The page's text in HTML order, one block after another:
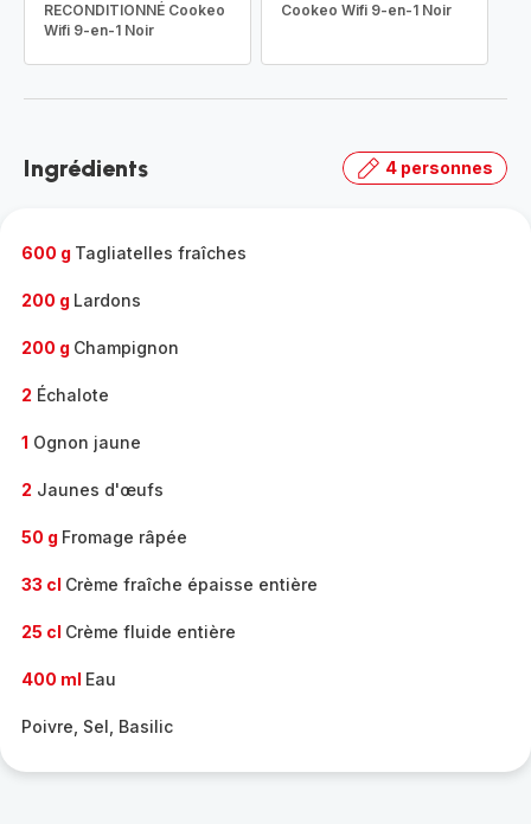
RECONDITIONNÉ Cookeo
Wifi 9-en-1 Noir
Cookeo Wifi 9-en-1 Noir
Ingrédients 4 personnes
600 g Tagliatelles fraîches
200 g Lardons
200 g Champignon
2 Échalote
1 Ognon jaune
2 Jaunes d'œufs
50 g Fromage râpée
33 cl Crème fraîche épaisse entière
25 cl Crème fluide entière
400 ml Eau
Poivre, Sel, Basilic